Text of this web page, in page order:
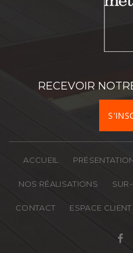
Activité
Département
RECEVOIR
ACCUEIL
NOS RÉALISATIONS
CONTACT ESPACE CLIENT